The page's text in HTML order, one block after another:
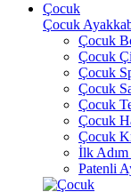
Çocuk
Çocuk
Çocuk
Çocuk
Çocuk
Çocuk
Çocuk
Çocuk
Çocuk
İlk Adım
Patenli